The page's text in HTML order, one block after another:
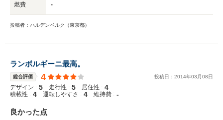
燃費 -
投稿者：ハルデンベルク（東京都）
ランボルギーニ最高。
総合評価 4 投稿日： 2014年03 月08日
デザイン : 5 走行性 : 5 居住性 : 4
積載性 : 4 運転しやすさ : 4 維持費 : -
良かった点